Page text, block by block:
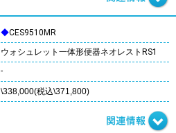
◆CES9510MR
ウォシュレット一体形便器ネオレストRS1
-
\338,000(税込\371,800)